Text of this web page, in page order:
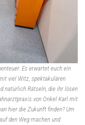
Es erwartet euch ein
viel Witz, spektakulären
natürlich Rätseln, die ihr lösen
von Onkel Karl mit
hier die Zukunft finden? Um
den Weg machen und